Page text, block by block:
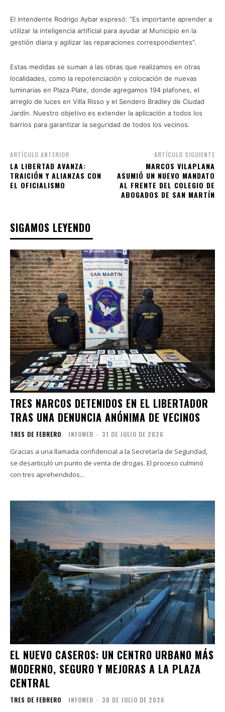
El intendente Rodrigo Aybar expresó: “Es importante aprender a
utilizar la inteligencia artificial para ayudar al Municipio en la
gestión diaria y agilizar las reparaciones correspondientes”.
Estas medidas se suman a las obras que realizamos en otras
localidades, como la repotenciación y colocación de nuevas
luminarias en Plaza Plate, donde agregamos 194 plafones, el
arreglo de luces en Villa Risso y el Sendero Bradley de Ciudad
Jardín. Nuestro objetivo es extender la aplicación a todos los
barrios para garantizar la seguridad de todos los vecinos.
ARTÍCULO ANTERIOR
LA LIBERTAD AVANZA:
TRAICIÓN Y ALIANZAS CON
EL OFICIALISMO
ARTÍCULO SIGUIENTE
MARCOS VILAPLANA
ASUMIÓ UN NUEVO MANDATO
AL FRENTE DEL COLEGIO DE
ABOGADOS DE SAN MARTÍN
SIGAMOS LEYENDO
TRES NARCOS DETENIDOS EN EL LIBERTADOR
TRAS UNA DENUNCIA ANÓNIMA DE VECINOS
TRES DE FEBRERO INFOWEB - 31 DE JULIO DE 2026
Gracias a una llamada confidencial a la Secretaría de Seguridad,
se desarticuló un punto de venta de drogas. El proceso culminó
con tres aprehendidos...
EL NUEVO CASEROS: UN CENTRO URBANO MÁS
MODERNO, SEGURO Y MEJORAS A LA PLAZA
CENTRAL
TRES DE FEBRERO INFOWEB - 30 DE JULIO DE 2026